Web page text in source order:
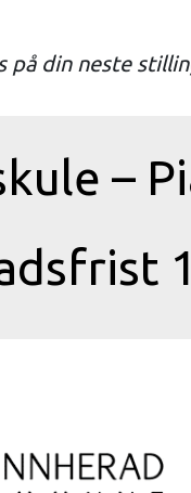
på din neste
–